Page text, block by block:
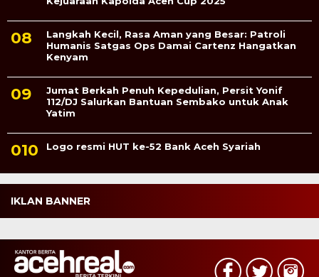
Langkah Kecil, Rasa Aman yang Besar: Patroli
Humanis Satgas Ops Damai Cartenz Hangatkan
Kenyam
Jumat Berkah Penuh Kepedulian, Persit Yonif
112/DJ Salurkan Bantuan Sembako untuk Anak
Yatim
Logo resmi HUT ke-52 Bank Aceh Syariah
IKLAN BANNER